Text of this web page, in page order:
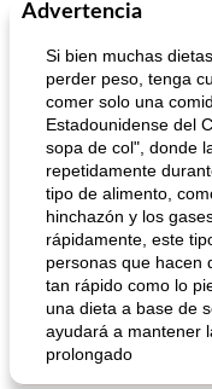
Cocina del mundo
mochi fácil
Advertencia
Si bien muchas
perder peso, tenga
comer solo una
Estadounidense del
sopa de col", donde
repetidamente
tipo de alimento,
hinchazón y los
rápidamente, este
personas que hacen
tan rápido como lo
una dieta a base de
ayudará a mantener
prolongado